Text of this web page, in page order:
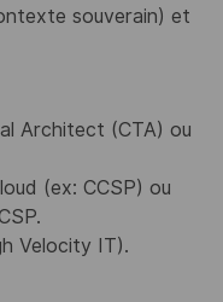
souverain) et
Architect (CTA) ou
(ex: CCSP) ou
Velocity IT).